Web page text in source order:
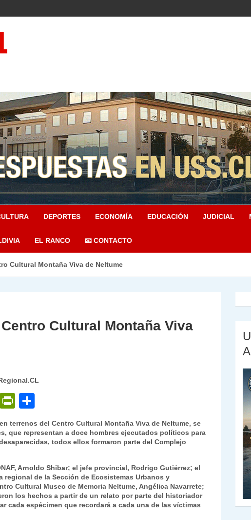
DEPORTES ECONOMÍA EDUCACIÓN JUDICIAL
EL RANCO 📧 CONTACTO
Cultural Montaña Viva de Neltume
Cultural Montaña Viva
P
P
nt
Fr
ie
n
dl
y
o
m
p
ar
tir
terrenos del Centro Cultural Montaña Viva de Neltume, se
que representan a doce hombres ejecutados políticos para
todos ellos formaron parte del Complejo
Arnoldo Shibar; el jefe provincial, Rodrigo Gutiérrez; el
regional de la Sección de Ecosistemas Urbanos y
Cultural Museo de Memoria Neltume, Angélica Navarrete;
los hechos a partir de un relato por parte del historiador
cada espécimen que recordará a cada una de las víctimas